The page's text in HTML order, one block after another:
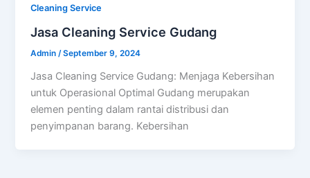
Cleaning Service
Jasa Cleaning Service Gudang
Admin/September 9, 2024
Jasa Cleaning Service Gudang: Menjaga Kebersihan
untuk Operasional Optimal Gudang merupakan
elemen penting dalam rantai distribusi dan
penyimpanan barang. Kebersihan